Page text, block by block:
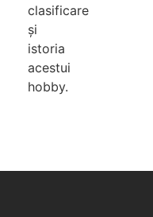
clasificare
și
istoria
acestui
hobby.